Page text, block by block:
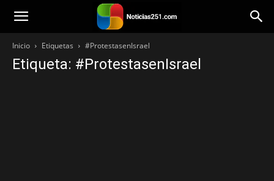
Noticias251
Inicio Etiquetas #ProtestasenIsrael
Etiqueta: #ProtestasenIsrael